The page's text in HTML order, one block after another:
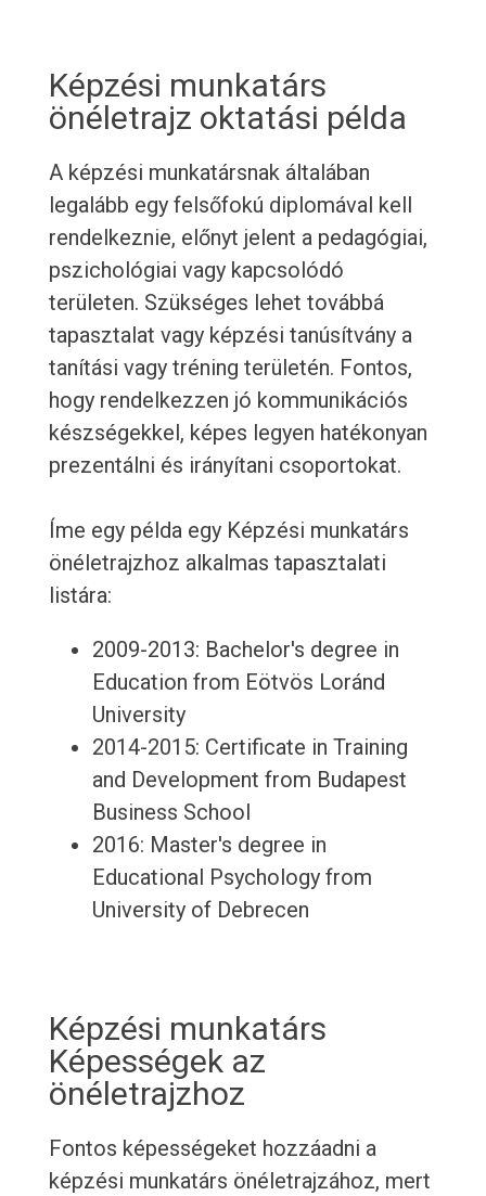
Képzési munkatárs
önéletrajz oktatási példa
A képzési munkatársnak általában
legalább egy felsőfokú diplomával kell
rendelkeznie, előnyt jelent a pedagógiai,
pszichológiai vagy kapcsolódó
területen. Szükséges lehet továbbá
tapasztalat vagy képzési tanúsítvány a
tanítási vagy tréning területén. Fontos,
hogy rendelkezzen jó kommunikációs
készségekkel, képes legyen hatékonyan
prezentálni és irányítani csoportokat.
Íme egy példa egy Képzési munkatárs
önéletrajzhoz alkalmas tapasztalati
listára:
2009-2013: Bachelor's degree in
Education from Eötvös Loránd
University
2014-2015: Certificate in Training
and Development from Budapest
Business School
2016: Master's degree in
Educational Psychology from
University of Debrecen
Képzési munkatárs
Képességek az
önéletrajzhoz
Fontos képességeket hozzáadni a
képzési munkatárs önéletrajzához, mert